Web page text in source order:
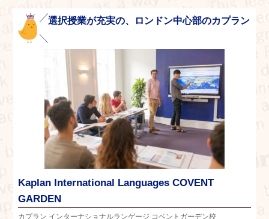
選択授業が充実の、ロンドン中心部のカプラン
Kaplan International Languages COVENT
GARDEN
カプラン インターナショナルランゲージ コベントガーデン校